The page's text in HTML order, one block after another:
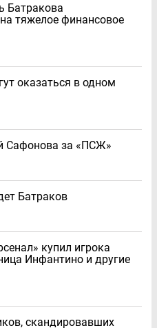
Батракова
тяжелое финансовое
оказаться в одном
Сафонова за «ПСЖ»
Батраков
купил игрока
Инфантино и другие
скандировавших